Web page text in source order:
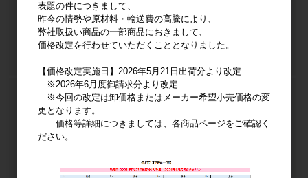
表題の件につきまして、
昨今の情勢や原材料・輸送費の高騰により、
弊社取扱い商品の一部商品におきまして、
価格改定を行わせていただくこととなりました。
【価格改定実施日】2026年5月21日出荷分より改定
※2026年6月度御請求分より改定
※今回の改定は卸価格またはメーカー希望小売価格の変
更となります。
価格等詳細につきましては、各商品ページをご確認く
ださい。